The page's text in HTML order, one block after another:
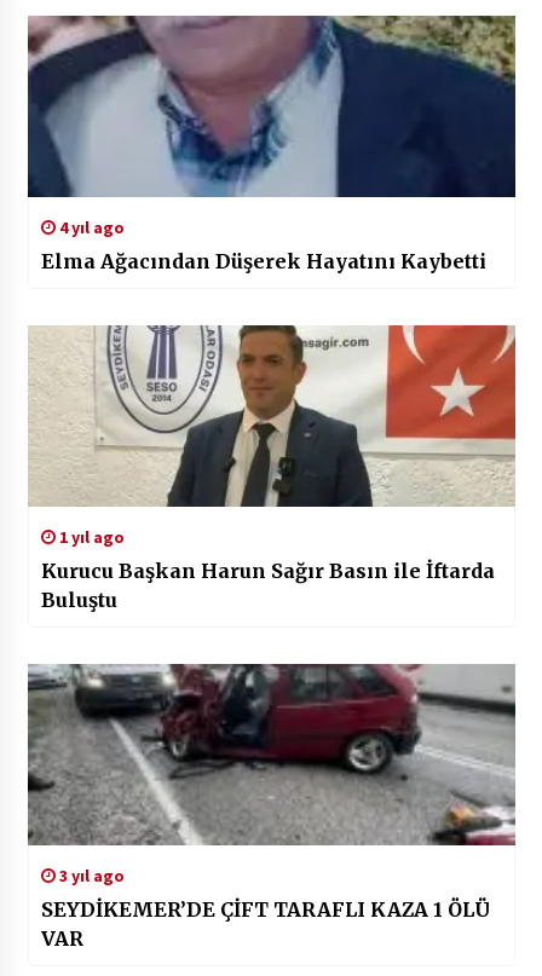
4 yıl ago
Elma Ağacından Düşerek Hayatını Kaybetti
1 yıl ago
Kurucu Başkan Harun Sağır Basın ile İftarda
Buluştu
3 yıl ago
SEYDİKEMER’DE ÇİFT TARAFLI KAZA 1 ÖLÜ
VAR